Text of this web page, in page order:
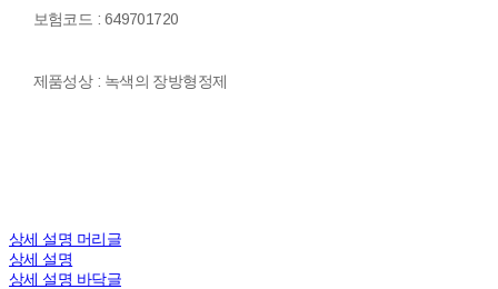
보험코드 : 649701720
제품성상 : 녹색의 장방형정제
상세 설명 머리글
상세 설명
상세 설명 바닥글